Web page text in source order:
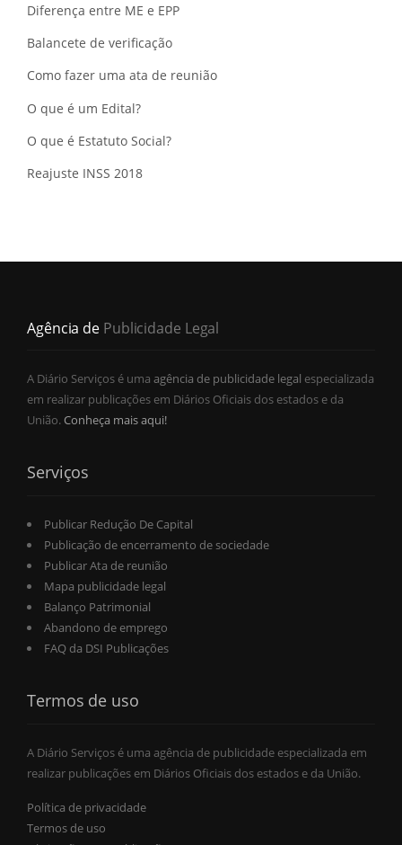
Diferença entre ME e EPP
Balancete de verificação
Como fazer uma ata de reunião
O que é um Edital?
O que é Estatuto Social?
Reajuste INSS 2018
Agência de Publicidade Legal
A Diário Serviços é uma agência de publicidade legal especializada
em realizar publicações em Diários Oficiais dos estados e da
União.Conheça mais aqui!
Serviços
Publicar Redução De Capital
Publicação de encerramento de sociedade
Publicar Ata de reunião
Mapa publicidade legal
Balanço Patrimonial
Abandono de emprego
FAQ da DSI Publicações
Termos de uso
A Diário Serviços é uma agência de publicidade especializada em
realizar publicações em Diários Oficiais dos estados e da União.
Política de privacidade
Termos de uso